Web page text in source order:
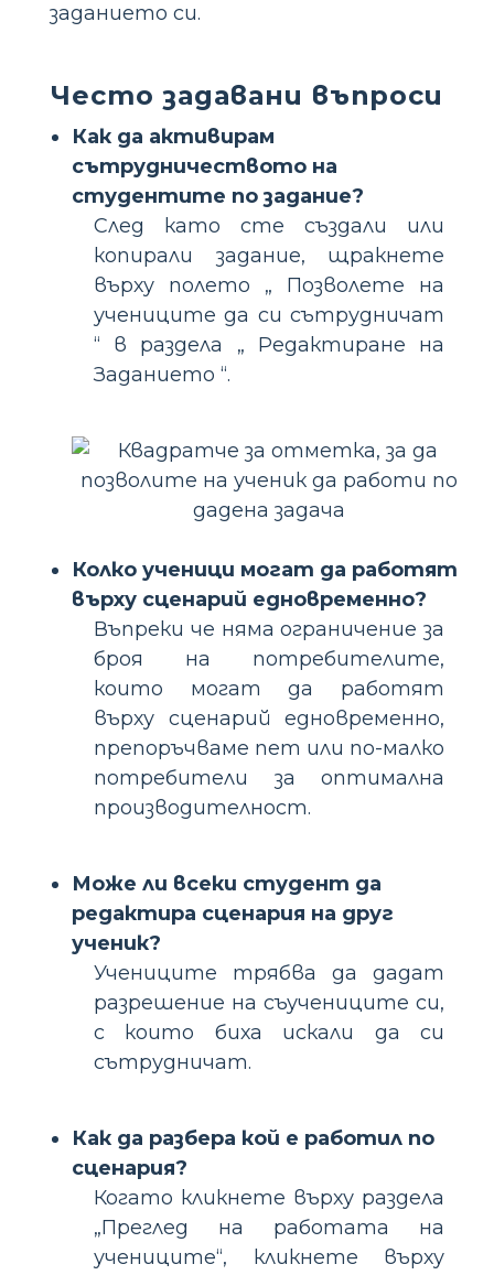
заданието си.
Често задавани въпроси
Как да активирам
сътрудничеството на
студентите по задание?
След като сте създали или
копирали задание, щракнете
върху полето „ Позволете на
учениците да си сътрудничат
“ в раздела „ Редактиране на
Заданието “.
Колко ученици могат да работят
върху сценарий едновременно?
Въпреки че няма ограничение за
броя на потребителите,
които могат да работят
върху сценарий едновременно,
препоръчваме пет или по-малко
потребители за оптимална
производителност.
Може ли всеки студент да
редактира сценария на друг
ученик?
Учениците трябва да дадат
разрешение на съучениците си,
с които биха искали да си
сътрудничат.
Как да разбера кой е работил по
сценария?
Когато кликнете върху раздела
„Преглед на работата на
учениците“, кликнете върху